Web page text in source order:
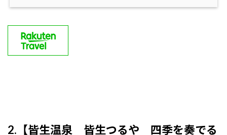
2.【皆生温泉 皆生つるや 四季を奏でる